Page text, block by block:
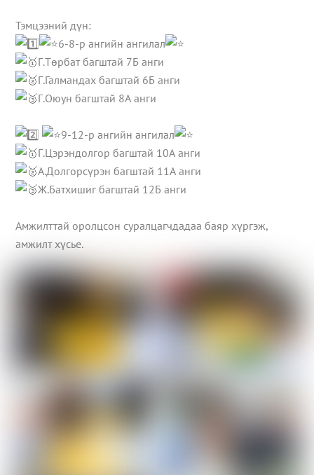
Тэмцээний дүн:
6-8-р ангийн ангилал
Г.Төрбат багштай 7Б анги
Г.Галмандах багштай 6Б анги
Г.Оюун багштай 8А анги
9-12-р ангийн ангилал
Г.Цэрэндолгор багштай 10А анги
А.Долгорсүрэн багштай 11А анги
Ж.Батхишиг багштай 12Б анги
Амжилттай оролцсон суралцагчдадаа баяр хүргэж,
амжилт хүсье.